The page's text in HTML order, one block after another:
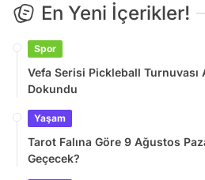
En Yeni İçerikler!
Spor
Vefa Serisi Pickleball
Dokundu
Yaşam
Tarot Falına Göre 9 Ağustos
Geçecek?